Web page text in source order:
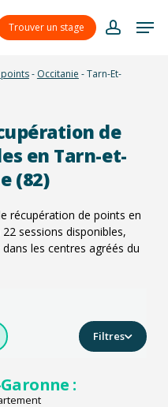
Trouver un stage
account
- Occitanie -Tarn-Et-
de
en Tarn-et-
(82)
récupération de points en
22sessions disponibles,
les centres agréés du
Filtres
: